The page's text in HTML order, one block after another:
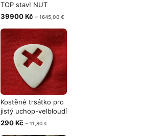
TOP stav! NUT
45mm
39900 Kč ~ 1645,00 €
Kostěné trsátko pro
jistý uchop-velbloudí
kos
290 Kč ~ 11,80 €